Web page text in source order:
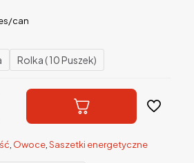
can
Rolka ( 10 Puszek)
Owoce Saszetki energetyczne